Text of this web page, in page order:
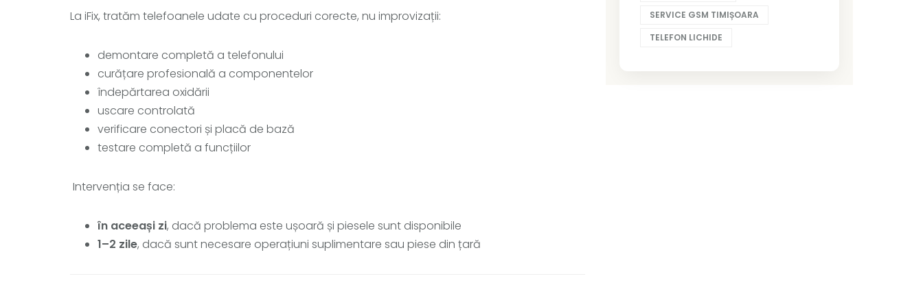
La iFix, tratăm telefoanele udate cu proceduri corecte, nu improvizații:
demontare completă a telefonului
curățare profesională a componentelor
îndepărtarea oxidării
uscare controlată
verificare conectori și placă de bază
testare completă a funcțiilor
Intervenția se face:
în aceeași zi, dacă problema este ușoară și piesele sunt disponibile
1–2 zile, dacă sunt necesare operațiuni suplimentare sau piese din țară
SERVICE GSM TIMIȘOARA
TELEFON LICHIDE